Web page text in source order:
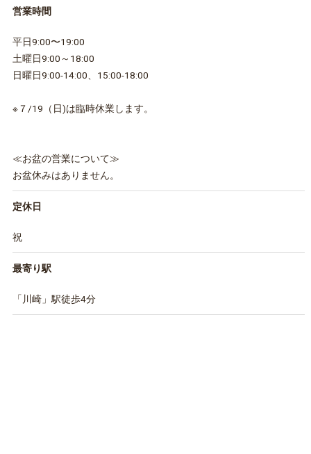
営業時間
平日9:00〜19:00
土曜日9:00～18:00
日曜日9:00-14:00、15:00-18:00
※７/19（日)は臨時休業します。
≪お盆の営業について≫
お盆休みはありません。
定休日
祝
最寄り駅
「川崎」駅徒歩4分